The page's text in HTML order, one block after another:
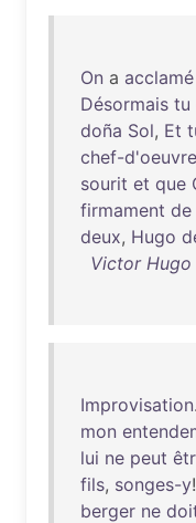
On a acclamé
Désormais tu
doña Sol, Et
chef-d'oeuvre
sourit et que
firmament de
deux, Hugo
Victor Hugo
Improvisation
mon
lui ne peut
fils, songes-y!
berger ne